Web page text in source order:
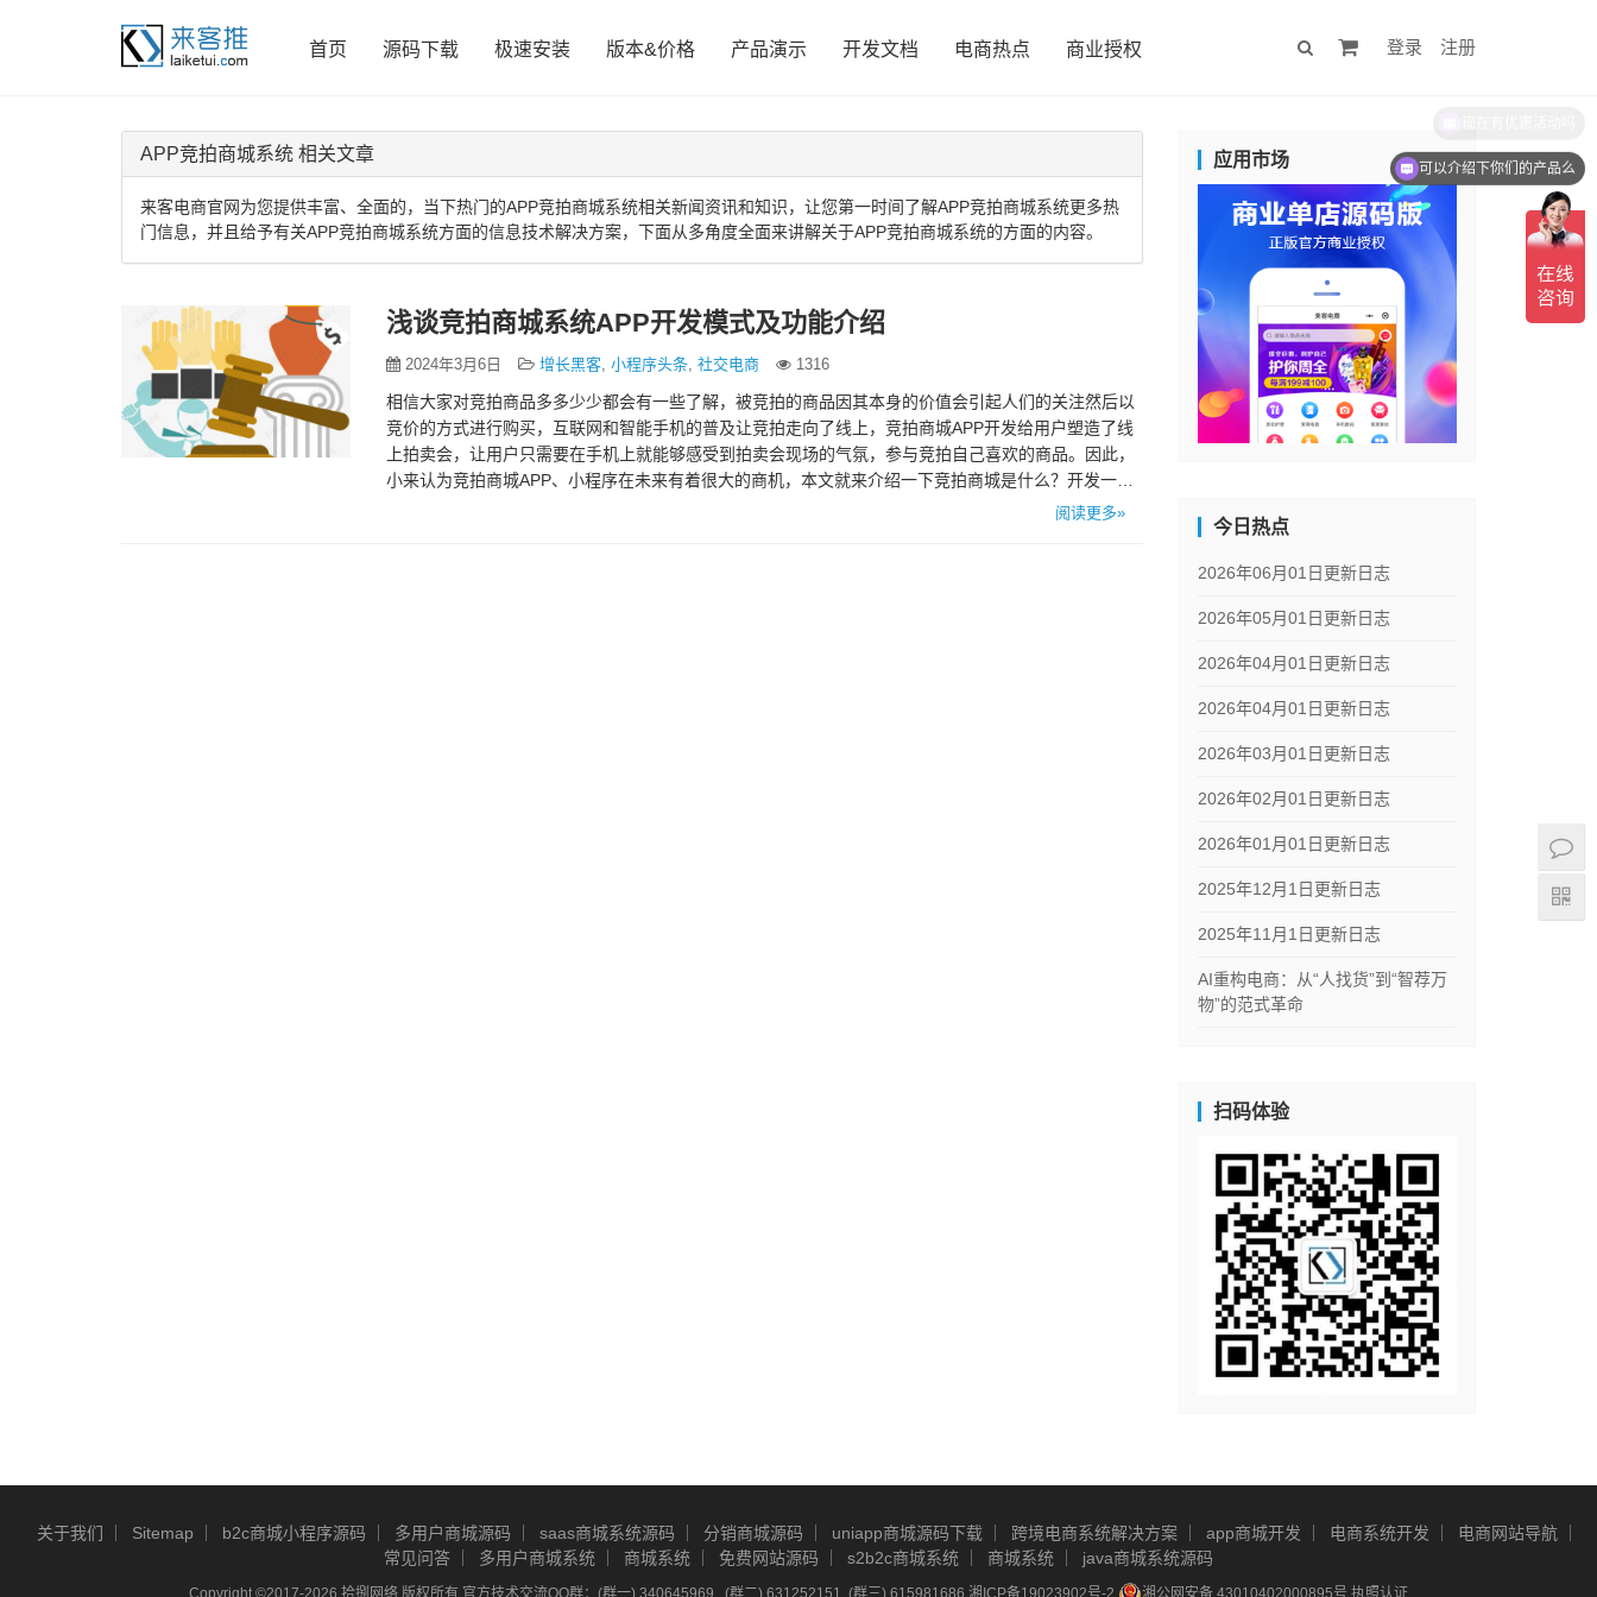
首页 源码下载 极速安装 版本&价格 产品演示 开发文档 电商热点 商业授权 登录 注册
APP竞拍商城系统 相关文章
来客电商官网为您提供丰富、全面的，当下热门的APP竞拍商城系统相关新闻资讯和知识，让您第一时间了解APP竞拍商城系统更多热
门信息，并且给予有关APP竞拍商城系统方面的信息技术解决方案，下面从多角度全面来讲解关于APP竞拍商城系统的方面的内容。
浅谈竞拍商城系统APP开发模式及功能介绍
2024年3月6日 增长黑客, 小程序头条, 社交电商 1316
相信大家对竞拍商品多多少少都会有一些了解，被竞拍的商品因其本身的价值会引起人们的关注然后以
竞价的方式进行购买，互联网和智能手机的普及让竞拍走向了线上，竞拍商城APP开发给用户塑造了线
上拍卖会，让用户只需要在手机上就能够感受到拍卖会现场的气氛，参与竞拍自己喜欢的商品。因此，
小来认为竞拍商城APP、小程序在未来有着很大的商机，本文就来介绍一下竞拍商城是什么？开发一款
阅读更多»
应用市场
今日热点
2026年06月01日更新日志
2026年05月01日更新日志
2026年04月01日更新日志
2026年04月01日更新日志
2026年03月01日更新日志
2026年02月01日更新日志
2026年01月01日更新日志
2025年12月1日更新日志
2025年11月1日更新日志
AI重构电商：从“人找货”到“智荐万
物”的范式革命
扫码体验
关于我们 Sitemap b2c商城小程序源码 多用户商城源码 saas商城系统源码 分销商城源码 uniapp商城源码下载 跨境电商系统解决方案 app商城开发 电商系统开发
电商网站导航
常见问答
多用户商城系统 商城系统 免费网站源码 s2b2c商城系统 商城系统 java商城系统源码
Copyright ©2017-2026 拾捌网络 版权所有 官方技术交流QQ群：(群一) 340645969 , (群二) 631252151, (群三) 615981686 湘ICP备19023902号-2 湘公网安备 43010402000895号 执照认证
可以介绍下你们的产品么